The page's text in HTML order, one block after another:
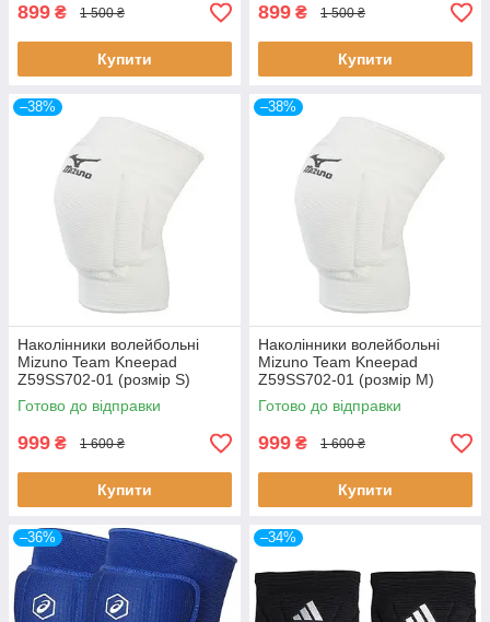
899 ₴ 1 500 ₴
Купити
899 ₴ 1 500 ₴
Купити
–38%
Наколінники волейбольні
Mizuno Team Kneepad
Z59SS702-01 (розмір S)
Готово до відправки
999 ₴ 1 600 ₴
Купити
–38%
Наколінники волейбольні
Mizuno Team Kneepad
Z59SS702-01 (розмір М)
Готово до відправки
999 ₴ 1 600 ₴
Купити
–36% –34%